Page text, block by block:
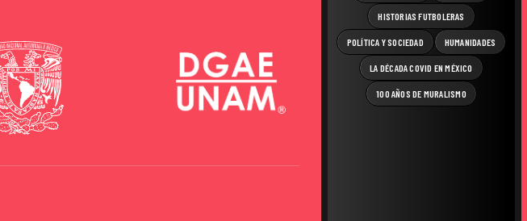
HISTORIAS FUTBOLERAS
POLÍTICA Y SOCIEDAD HUMANIDADES
LA DÉCADA COVID EN MÉXICO
100 AÑOS DE MURALISMO